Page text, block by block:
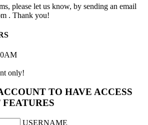
please let us know, by sending an email
. Thank you!
only!
TO HAVE ACCESS
USERNAME